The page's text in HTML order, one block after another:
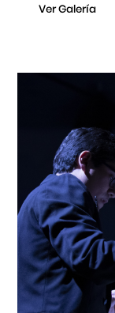
Ver Galería